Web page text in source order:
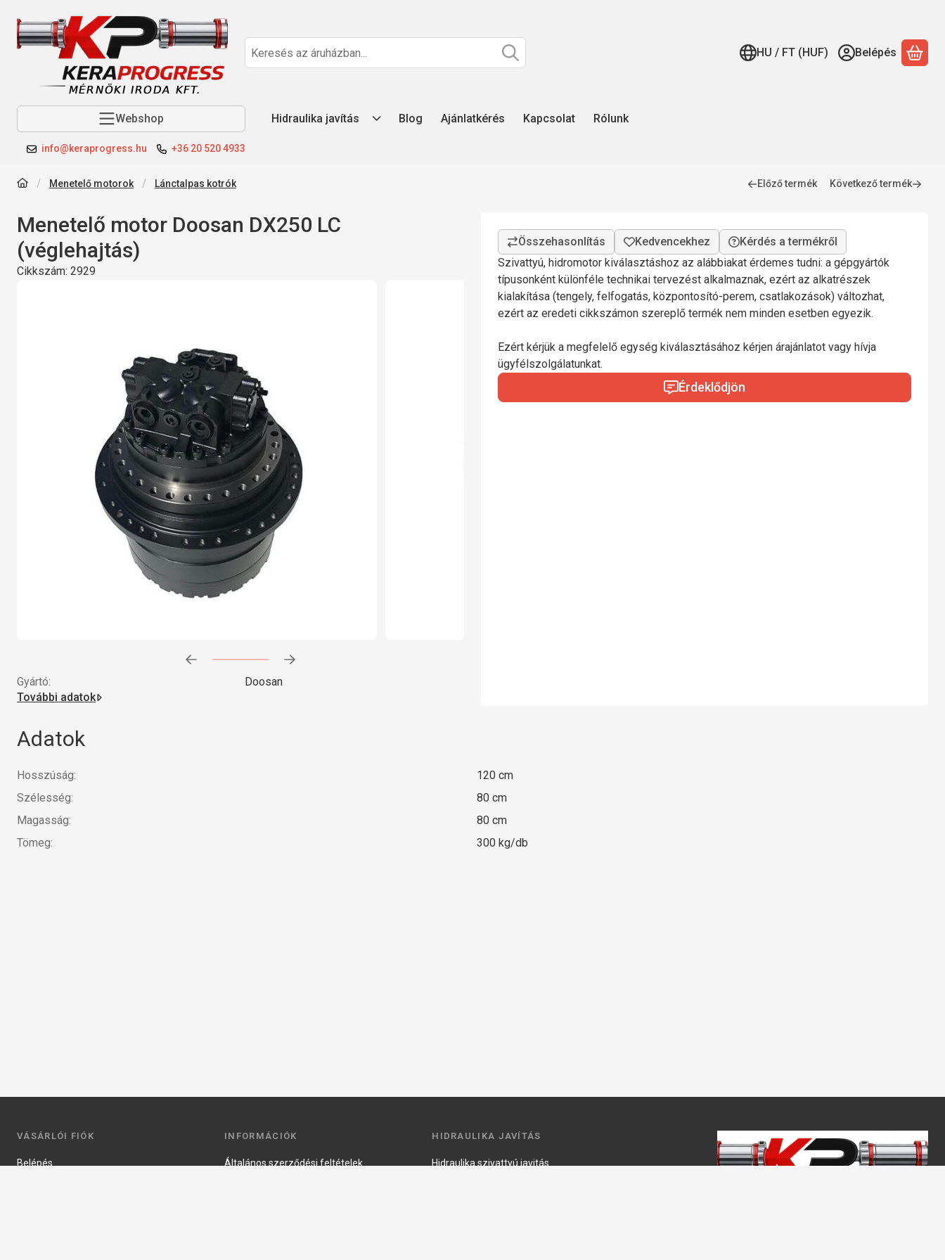
HU / FT (HUF) Belépés A
Webshop Hidraulika javítás Blog Ajánlatkérés Kapcsolat Rólunk
info@keraprogress.hu +36 20 520 4933
Menetelő motorok Lánctalpas kotrók Előző termék Következő termék
Menetelő motor Doosan DX250 LC
(véglehajtás)
Cikkszám: 2929
Gyártó:
Doosan
További adatok
Kérdés a termékről
Szivattyú, hidromotor kiválasztáshoz az alábbiakat érdemes tudni: a gépgyártók
típusonként különféle technikai tervezést alkalmaznak, ezért az alkatrészek
kialakítása (tengely, felfogatás, központosító-perem, csatlakozások) változhat,
ezért az eredeti cikkszámon szereplő termék nem minden esetben egyezik.
Ezért kérjük a megfelelő egység kiválasztásához kérjen árajánlatot vagy hívja
ügyfélszolgálatunkat.
Érdeklődjön
Adatok
Hosszúság:
120 cm
Szélesség:
80 cm
Magasság:
80 cm
Tömeg:
300 kg/db
VÁSÁRLÓI FIÓK
Belépés
INFORMÁCIÓK
Általános szerződési feltételek
HIDRAULIKA JAVÍTÁS
Hidraulika szivattyú javitás